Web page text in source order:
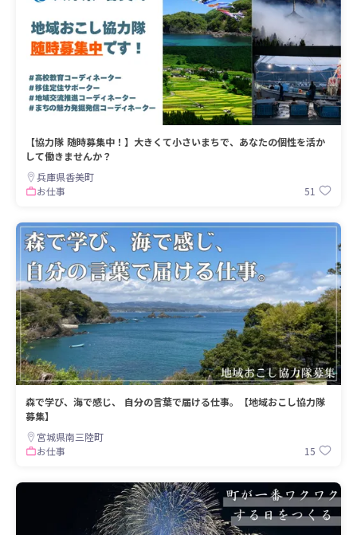
【協力隊 随時募集中！】大きくて小さいまちで、あなたの個性を活か
して働きませんか？
兵庫県香美町
お仕事
51
森で学び、海で感じ、 自分の言葉で届ける仕事。【地域おこし協力隊
募集】
宮城県南三陸町
お仕事
15